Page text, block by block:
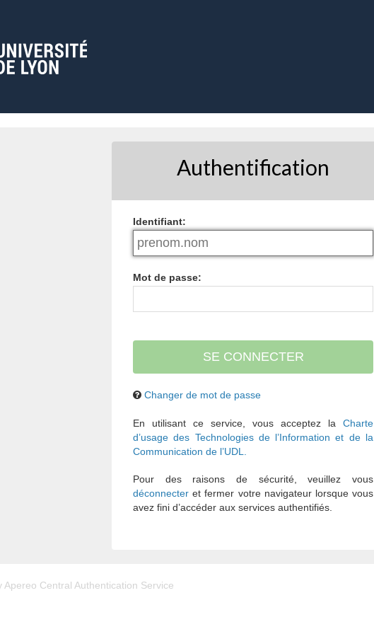
Authentification
Identifiant:
Mot de passe:
Changer de mot de passe
En utilisant ce service, vous acceptez la Charte
d’usage des Technologies de l’Information et de la
Communication de l’UDL.
Pour des raisons de sécurité, veuillez vous
déconnecter et fermer votre navigateur lorsque vous
avez fini d’accéder aux services authentifiés.
Apereo Central Authentication Service